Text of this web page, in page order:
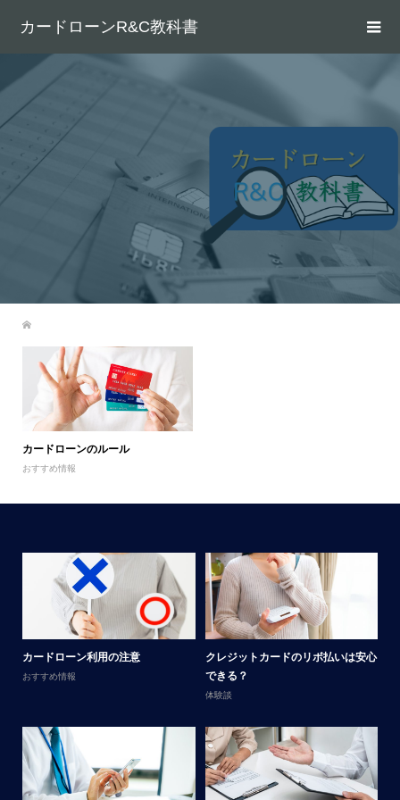
カードローンR&C教科書
カードローンのルール
おすすめ情報
カードローン利用の注意
おすすめ情報
クレジットカードのリボ払いは安心
できる？
体験談